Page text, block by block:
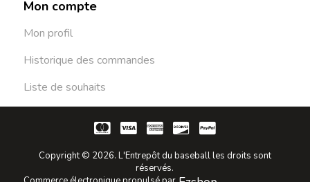
Mon compte
Mon profil
Historique des commandes
Liste de souhaits
Copyright © 2026. L'Entrepôt du baseball les droits sont
réservés.